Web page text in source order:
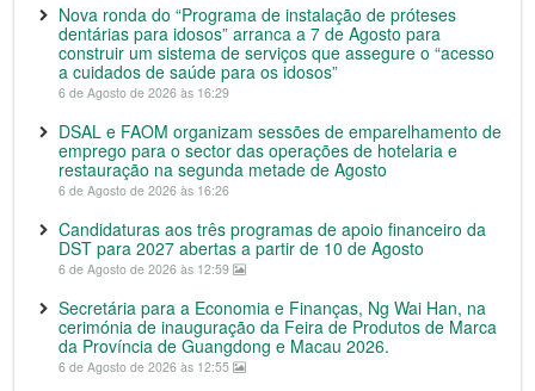
Nova ronda do “Programa de instalação de próteses
dentárias para idosos” arranca a 7 de Agosto para
construir um sistema de serviços que assegure o “acesso
a cuidados de saúde para os idosos”
6 de Agosto de 2026 às 16:29
DSAL e FAOM organizam sessões de emparelhamento de
emprego para o sector das operações de hotelaria e
restauração na segunda metade de Agosto
6 de Agosto de 2026 às 16:26
Candidaturas aos três programas de apoio financeiro da
DST para 2027 abertas a partir de 10 de Agosto
6 de Agosto de 2026 às 12:59
Secretária para a Economia e Finanças, Ng Wai Han, na
cerimónia de inauguração da Feira de Produtos de Marca
da Província de Guangdong e Macau 2026.
6 de Agosto de 2026 às 12:55